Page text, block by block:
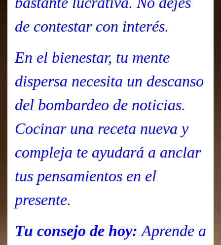
de contestar con interés.
En el bienestar, tu mente
dispersa necesita un descanso
del bombardeo de noticias.
Cocinar una receta nueva y
compleja te ayudará a anclar
tus pensamientos en el
presente.
Tu consejo de hoy: Aprende a